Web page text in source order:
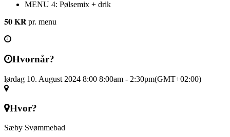
MENU 4: Pølsemix + drik
𝟓𝟎 𝐊𝐑 pr. menu
Hvornår?
lørdag 10. August 2024 8:00 8:00am - 2:30pm(GMT+02:00)
Hvor?
Sæby Svømmebad